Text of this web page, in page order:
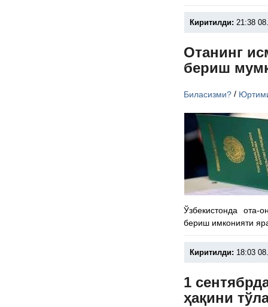
Киритилди: 21:38
Отанинг
бериш
Биласизми? /
Ўзбекистонда ота-
бериш имконияти
Киритилди: 18:03
1
ҳақини